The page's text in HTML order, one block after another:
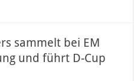
sammelt bei EM
und führt D-Cup